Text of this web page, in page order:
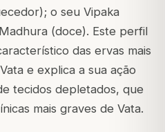
o seu Vipaka
(doce). Este perfil
das ervas mais
e explica a sua ação
tecidos depletados, que
mais graves de Vata.